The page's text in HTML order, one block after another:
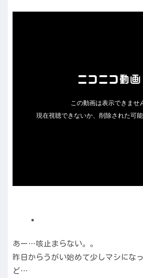
あー…咳止まらない。。
昨日からうがい始めて少しマシにな
ど…